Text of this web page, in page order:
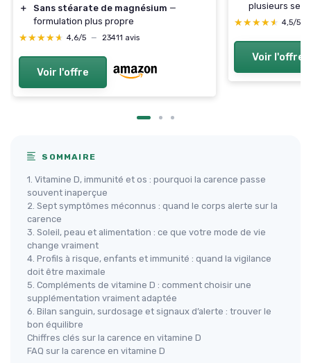
＋
Sans stéarate de magnésium —
formulation plus propre
★★★★★
★★★★★ 4,6/5 — 23411 avis
Voir l'offre
plusieurs
★★★★★
★★★★★ 4,5/5
Voir l'offre
SOMMAIRE
1. Vitamine D, immunité et os : pourquoi la carence passe
souvent inaperçue
2. Sept symptômes méconnus : quand le corps alerte sur la
carence
3. Soleil, peau et alimentation : ce que votre mode de vie
change vraiment
4. Profils à risque, enfants et immunité : quand la vigilance
doit être maximale
5. Compléments de vitamine D : comment choisir une
supplémentation vraiment adaptée
6. Bilan sanguin, surdosage et signaux d’alerte : trouver le
bon équilibre
Chiffres clés sur la carence en vitamine D
FAQ sur la carence en vitamine D